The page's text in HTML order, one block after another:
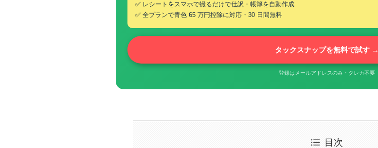
✅ レシートをスマホで撮るだけで仕訳・帳簿を自動作成
✅ 全プランで青色 65 万円控除に対応・30 日間無料
タックスナップを無料で試す →
登録はメールアドレスのみ・クレカ不要
目次